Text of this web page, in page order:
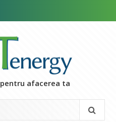
pentru afacerea ta